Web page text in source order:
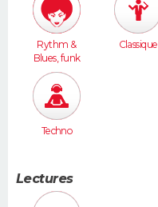
Rythm &
Blues, funk
Classique
Techno
Lectures